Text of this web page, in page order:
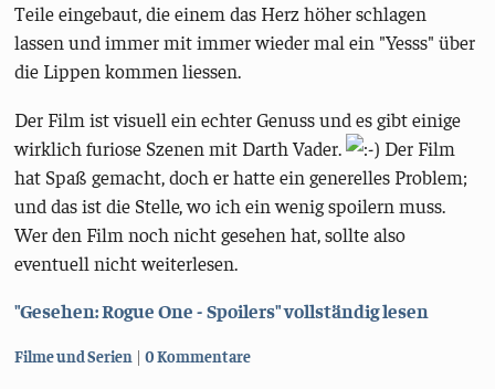
Teile eingebaut, die einem das Herz höher schlagen
lassen und immer mit immer wieder mal ein "Yesss" über
die Lippen kommen liessen.
Der Film ist visuell ein echter Genuss und es gibt einige
wirklich furiose Szenen mit Darth Vader.
Der Film
hat Spaß gemacht, doch er hatte ein generelles Problem;
und das ist die Stelle, wo ich ein wenig spoilern muss.
Wer den Film noch nicht gesehen hat, sollte also
eventuell nicht weiterlesen.
"Gesehen: Rogue One - Spoilers" vollständig lesen
Kategorien:
Filme und Serien 0 Kommentare